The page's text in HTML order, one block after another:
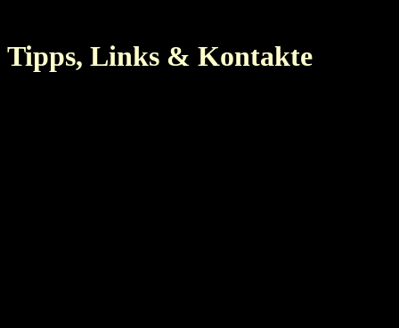
Tipps, Links & Kontakte